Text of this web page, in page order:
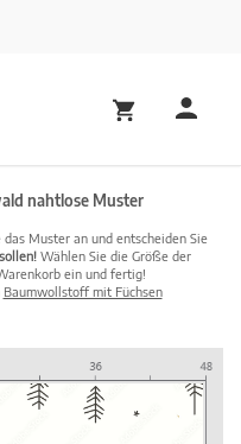
nahtlose Muster
Muster an und entscheiden Sie
Wählen Sie die Größe der
ein und fertig!
Baumwollstoff mit Füchsen